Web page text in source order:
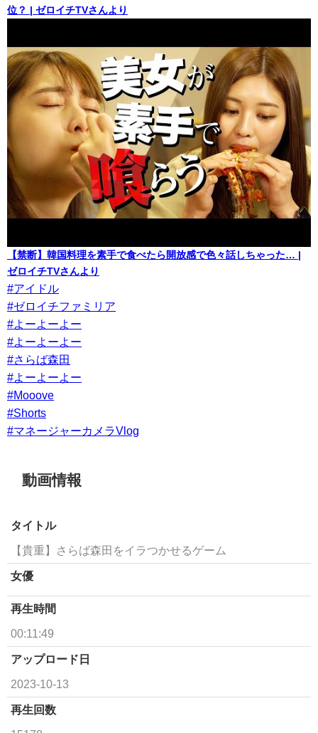
位？ | ゼロイチTVさんより
【禁断】韓国料理を素手で食べたら開放感で色々話しちゃった… |
ゼロイチTVさんより
#アイドル
#ゼロイチファミリア
#よーよーよー
#よーよーよー
#さらば森田
#よーよーよー
#Mooove
#Shorts
#マネージャーカメラVlog
動画情報
タイトル
【貴重】さらば森田をイラつかせるゲーム
女優
再生時間
00:11:49
アップロード日
2023-10-13
再生回数